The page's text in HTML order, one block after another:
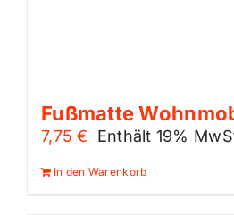
Fußmatte
7,75€ Enthält 19%
In den Warenkorb